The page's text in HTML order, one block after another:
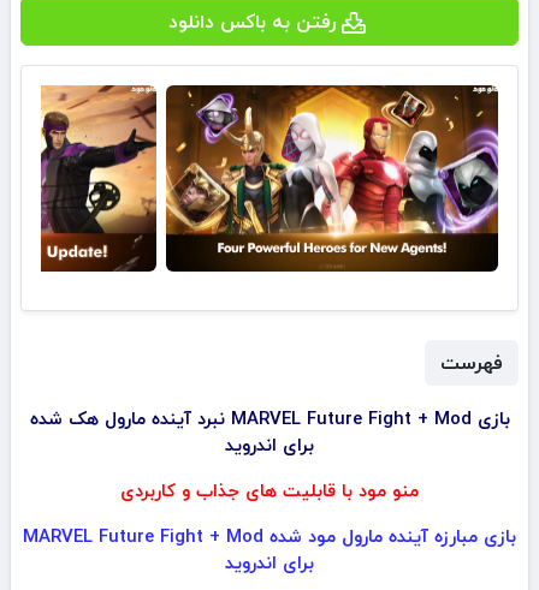
رفتن به باکس دانلود
فهرست
بازی MARVEL Future Fight + Mod نبرد آینده مارول هک شده
برای اندروید
منو مود با قابلیت های جذاب و کاربردی
بازی مبارزه آینده مارول مود شده MARVEL Future Fight + Mod
برای اندروید